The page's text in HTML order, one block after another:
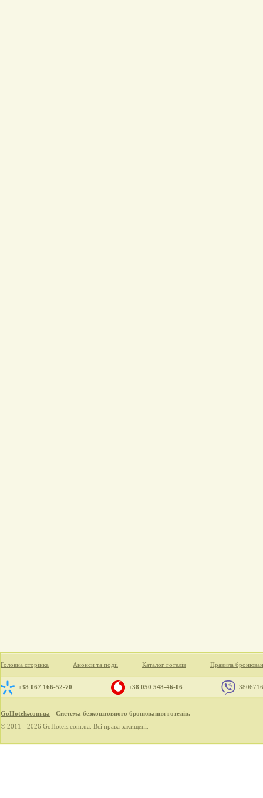
Головна сторінка Анонси та події Каталог готелів Правила
+38 067 166-52-70 +38 050 548-46-06
GoHotels.com.ua - Система безкоштовного бронювання готелів.
© 2011 - 2026 GoHotels.com.ua. Всі права захищені.